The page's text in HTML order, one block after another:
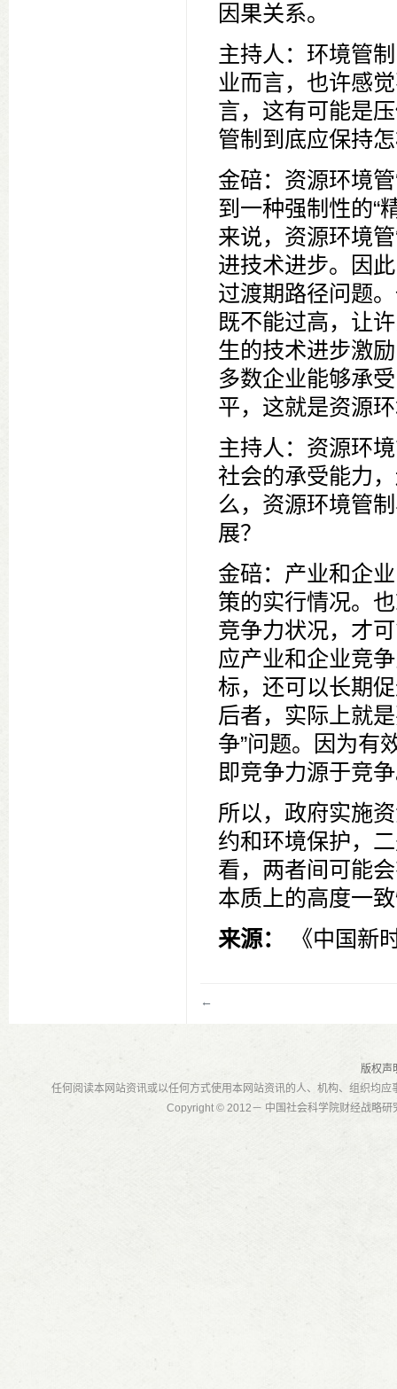
因果关系。
主持人：环境管
业而言，也许感
言，这有可能是
管制到底应保持
金碚：资源环境
到一种强制性的“
来说，资源环境
进技术进步。因
过渡期路径问题
既不能过高，让
生的技术进步激
多数企业能够承
平，这就是资源
主持人：资源环
社会的承受能力
么，资源环境管
展？
金碚：产业和企
策的实行情况。
竞争力状况，才
应产业和企业竞
标，还可以长期
后者，实际上就
争”问题。因为有
即竞争力源于竞
所以，政府实施
约和环境保护，
看，两者间可能
本质上的高度一
来源：
《中国新
←
版权声
任何阅读本网站资讯或以任何方式使用本网站资讯的人、机构、组织均应
Copyright © 2012－ 中国社会科学院财经战略